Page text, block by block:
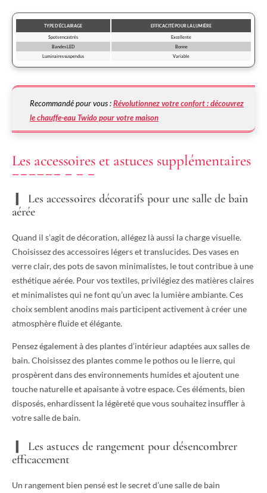
TYPE D’ÉCLAIRAGE EFFICACITÉ POUR LA LUMIÈRE
Spots encastrés
Excellente
Bandes LED
Bonne
Luminaires suspendus
Variable
Recommandé pour vous :Révolutionnez votre confort : découvrez
le chauffe-eau Twido pour votre maison
Les accessoires et astuces supplémentaires
Les accessoires décoratifs pour une salle de bain
aérée
Quand il s’agit de décoration, allégez là aussi la charge visuelle.
Choisissez des accessoires légers et translucides. Des vases en
verre clair, des pots de savon minimalistes, le tout contribue à une
esthétique aérée. Pour vos textiles, privilégiez des matières claires
et minimalistes qui ne font qu’un avec la lumière ambiante. Ces
choix semblent anodins mais participent activement à créer une
atmosphère fluide et élégante.
Pensez également à des plantes d’intérieur adaptées aux salles de
bain. Choisissez des plantes comme le pothos ou le lierre, qui
prospèrent dans des environnements humides et ajoutent une
touche naturelle et apaisante à votre espace. Ces éléments, bien
disposés, enhardissent la légèreté que vous souhaitez insuffler à
votre salle de bain.
Les astuces de rangement pour désencombrer
efficacement
Un rangement bien pensé est le secret d’une salle de bain